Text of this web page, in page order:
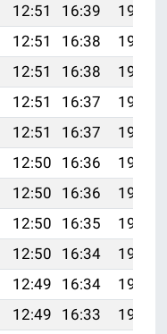
12:51 16:39
19:47
12:51 16:38
19:46
12:51 16:38
19:45
12:51 16:37
19:44
12:51 16:37
19:42
12:50 16:36
19:41
12:50 16:36
19:40
12:50 16:35
19:38
12:50 16:34
19:37
12:49 16:34
19:36
12:49 16:33
19:34